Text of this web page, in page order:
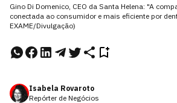
Gino Di Domenico, CEO da Santa Helena: "A
conectada ao consumidor e mais eficiente por
EXAME/Divulgação)
Isabela Rovaroto
Repórter de Negócios